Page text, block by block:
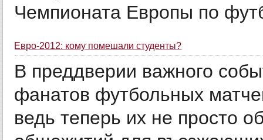
Чемпионата Европы по
Евро-2012: кому помешали студенты?
В преддверии важного
фанатов футбольных
ведь теперь их не просто